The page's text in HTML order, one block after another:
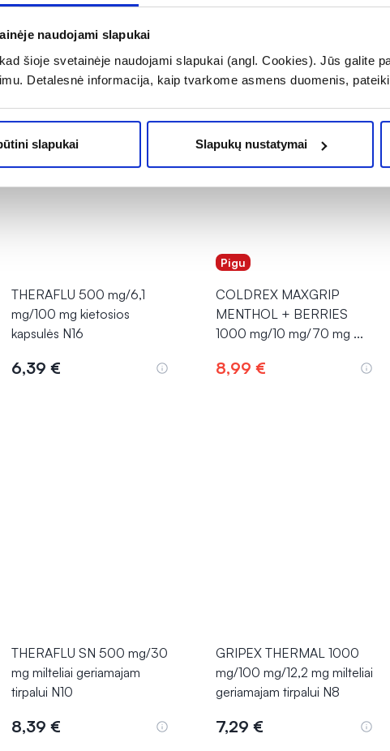
naudojami slapukai
šioje svetainėje naudojami slapukai (angl. Cookies). Jūs galite
Detalesnė informacija, kaip tvarkome asmens duomenis,
slapukai Slapukų nustatymai
5,03 € 8,50 €
THERAFLU 500 mg/6,1
mg/100 mg kietosios
kapsulės N16
6,39 €
Pigu
COLDREX MAXGRIP
MENTHOL + BERRIES
1000 mg/10 mg/70 mg ...
8,99 €
THERAFLU SN 500 mg/30
mg milteliai geriamajam
tirpalui N10
8,39 €
GRIPEX THERMAL 1000
mg/100 mg/12,2 mg milteliai
geriamajam tirpalui N8
7,29 €